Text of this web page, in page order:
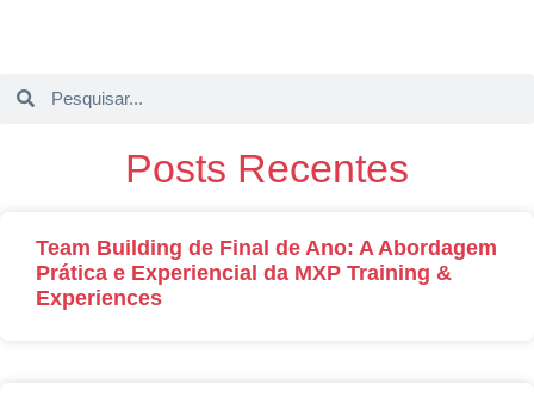
Posts Recentes
Team Building de Final de Ano: A Abordagem
Prática e Experiencial da MXP Training &
Experiences